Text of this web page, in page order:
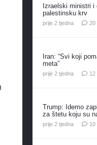
Izraelski ministri
palestinsku krv
prije 2 tjedna 20
Iran: “Svi koji
meta”
prije 2 tjedna 12
Trump: Idemo
za štetu koju su
prije 2 tjedna 10